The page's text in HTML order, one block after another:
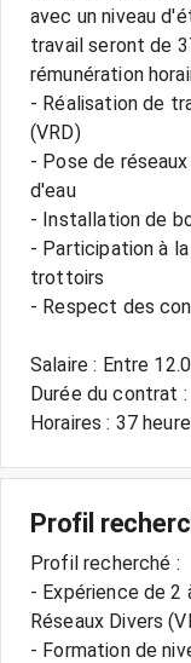
avec un niveau
travail seront de
rémunération
- Réalisation de
(VRD)
- Pose de
d'eau
- Installation de
- Participation à
trottoirs
- Respect des
Salaire : Entre
Durée du contrat
Profil
Profil recherché :
- Expérience de 2
Réseaux Divers
- Formation de